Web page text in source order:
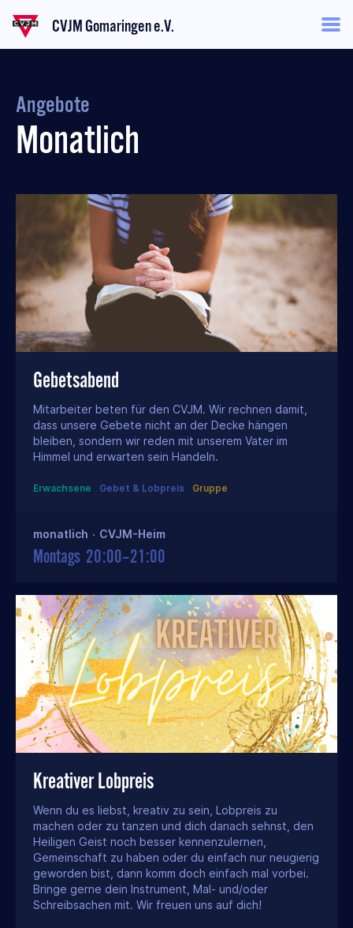
CVJM Gomaringen e.V.
Angebote
Monatlich
Gebetsabend
Mitarbeiter beten für den CVJM. Wir rechnen damit,
dass unsere Gebete nicht an der Decke hängen
bleiben, sondern wir reden mit unserem Vater im
Himmel und erwarten sein Handeln.
Erwachsene Gebet & Lobpreis Gruppe
monatlich · CVJM-Heim
Montags 20:00–21:00
Kreativer Lobpreis
Wenn du es liebst, kreativ zu sein, Lobpreis zu
machen oder zu tanzen und dich danach sehnst, den
Heiligen Geist noch besser kennenzulernen,
Gemeinschaft zu haben oder du einfach nur neugierig
geworden bist, dann komm doch einfach mal vorbei.
Bringe gerne dein Instrument, Mal- und/oder
Schreibsachen mit. Wir freuen uns auf dich!